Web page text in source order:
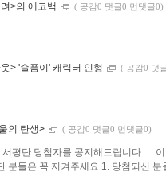
>의 에코백 ( 공감0 댓글0 먼댓글0)
> '슬픔이' 캐릭터 인형 ( 공감0 댓
의 탄생> ( 공감0 댓글0 먼댓글0)
서평단 당첨자를 공지해드립니다.
분들은 꼭 지켜주세요 1. 당첨되신